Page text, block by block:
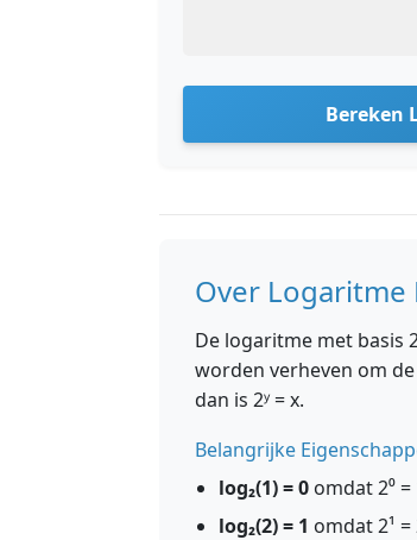
Bereken
Over Logaritme
De logaritme met basis
worden verheven om
dan is 2ʸ = x.
Belangrijke
log₂(1) = 0 omdat 2⁰ =
log₂(2) = 1 omdat 2¹ =